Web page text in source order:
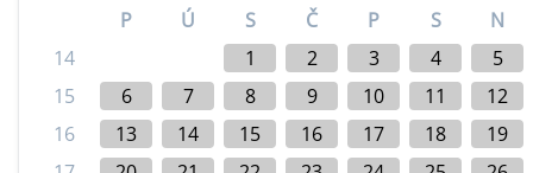
P Ú S Č P S
N
14
1 2 3 4
5
15
6 7 8 9 10 11
12
16
13 14 15 16 17 18
19